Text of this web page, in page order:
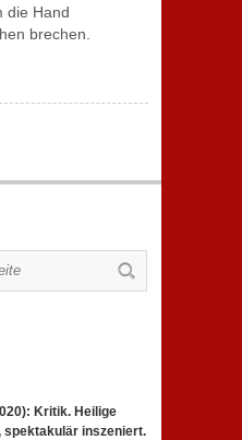
die Hand
brechen.
Kritik. Heilige
spektakulär inszeniert.